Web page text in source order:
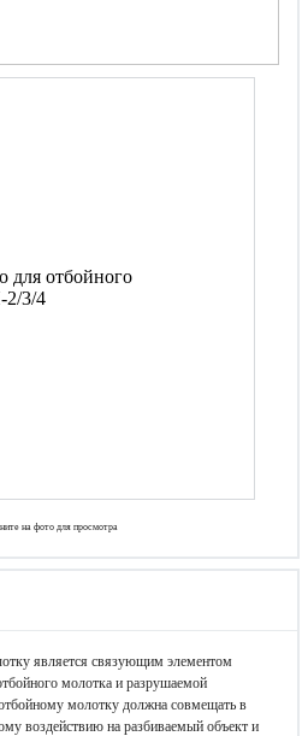
на фото для просмотра
является связующим элементом
молотка и разрушаемой
молотку должна совмещать в
воздействию на разбиваемый объект и